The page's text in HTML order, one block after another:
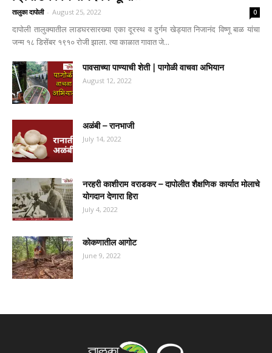
तालुका दापोली - August 25, 2022 0
दापोली तालुक्यातील लाडघरसारख्या एका दूरस्थ व दुर्गम खेड्यात निजानंद विष्णू बाळ यांचा
जन्म १८ डिसेंबर १९१० रोजी झाला. त्या काळात गावात जे...
पावसाच्या पाण्याची शेती | पागोळी वाचवा अभियान
August 12, 2022
अळंबी – रानभाजी
July 14, 2022
नरहरी काशीराम वराडकर – दापोलीत शैक्षणिक कार्यात मोलाचे
योगदान देणारा हिरा
July 4, 2022
कोकणातील आगोट
June 9, 2022